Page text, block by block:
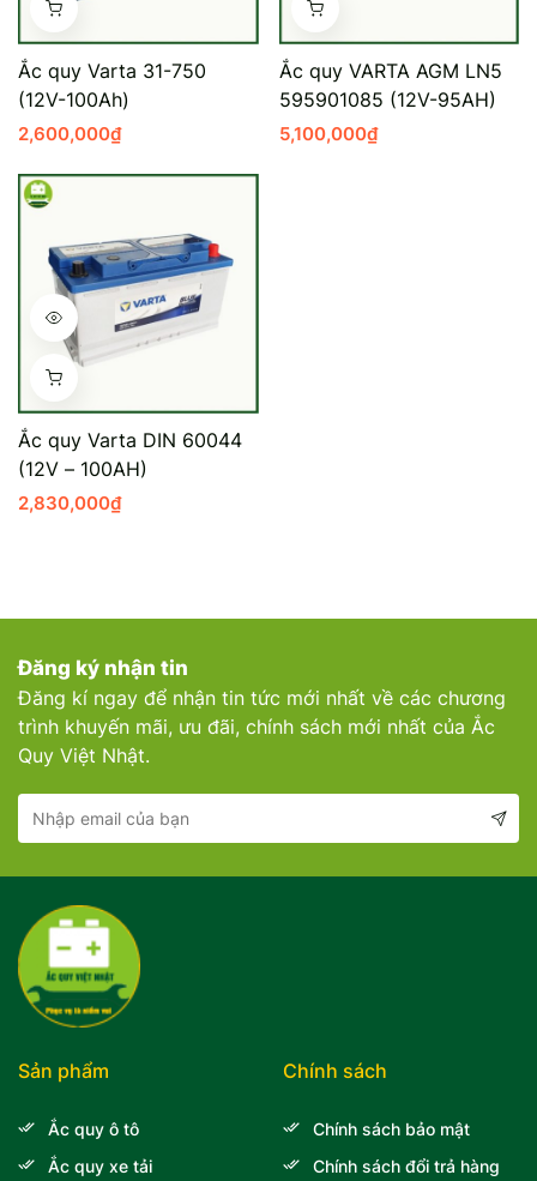
Vinfast
Long
Ắc quy Varta 31-750
(12V-100Ah)
2,600,000₫
Ắc quy VARTA AGM LN5
595901085 (12V-95AH)
5,100,000₫
Ắc quy Varta DIN 60044
(12V – 100AH)
2,830,000₫
Đăng ký nhận tin
Đăng kí ngay để nhận tin tức mới nhất về các chương
trình khuyến mãi, ưu đãi, chính sách mới nhất của Ắc
Quy Việt Nhật.
Sản phẩm
Ắc quy ô tô
Ắc quy xe tải
Chính sách
Chính sách bảo mật
Chính sách đổi trả hàng